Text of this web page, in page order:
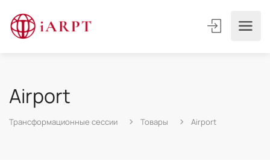
Airport
Трансформационные сессии Товары Airport